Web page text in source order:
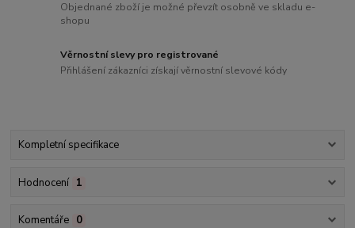
Objednané zboží je možné převzít osobně ve skladu e-
shopu
Věrnostní slevy pro registrované
Přihlášení zákazníci získají věrnostní slevové kódy
Kompletní specifikace
Hodnocení 1
Komentáře 0